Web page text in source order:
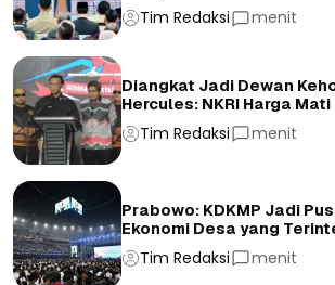
Tim Redaksi menit
Diangkat Jadi Dewan
Hercules: NKRI Harga Mati
Tim Redaksi menit
Prabowo: KDKMP Jadi
Ekonomi Desa yang
Tim Redaksi menit